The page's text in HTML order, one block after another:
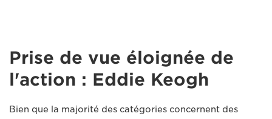
Prise de vue éloignée de
l'action : Eddie Keogh
Bien que la majorité des catégories concernent des